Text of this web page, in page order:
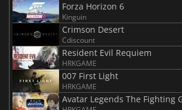
Forza Horizon 6
Kinguin
Crimson Desert
Cdiscount
Resident Evil Requiem
HRKGAME
007 First Light
HRKGAME
Avatar Legends The Fighting